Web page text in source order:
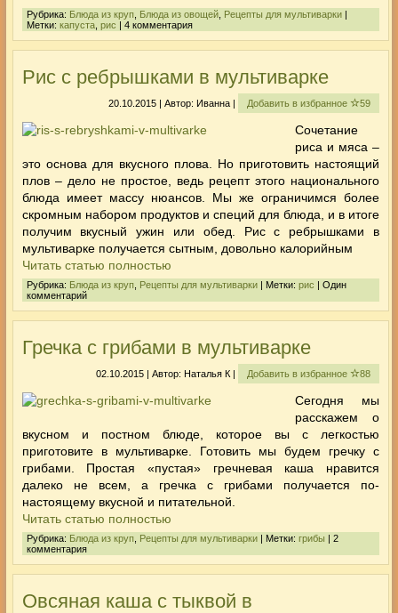
Рубрика: Блюда из круп, Блюда из овощей, Рецепты для мультиварки|
Метки: капуста, рис | 4 комментария
Рис с ребрышками в мультиварке
20.10.2015 | Автор: Иванна | Добавить в избранное 59
Сочетание
риса и мяса –
это основа для вкусного плова. Но приготовить настоящий
плов – дело не простое, ведь рецепт этого национального
блюда имеет массу нюансов. Мы же ограничимся более
скромным набором продуктов и специй для блюда, и в итоге
получим вкусный ужин или обед. Рис с ребрышками в
мультиварке получается сытным, довольно калорийным
Читать статью полностью
Рубрика: Блюда из круп, Рецепты для мультиварки| Метки: рис | Один
комментарий
Гречка с грибами в мультиварке
02.10.2015 | Автор: Наталья К | Добавить в избранное 88
Сегодня мы
расскажем о
вкусном и постном блюде, которое вы с легкостью
приготовите в мультиварке. Готовить мы будем гречку с
грибами. Простая «пустая» гречневая каша нравится
далеко не всем, а гречка с грибами получается по-
настоящему вкусной и питательной.
Читать статью полностью
Рубрика: Блюда из круп, Рецепты для мультиварки| Метки: грибы | 2
комментария
Овсяная каша с тыквой в